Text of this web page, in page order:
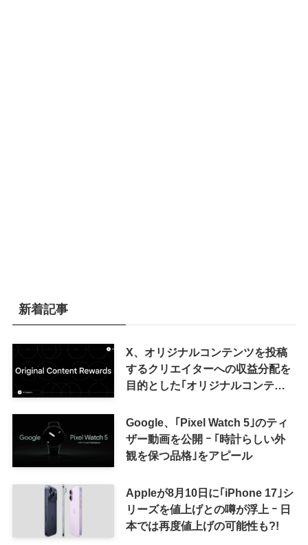
新着記事
X、オリジナルコンテンツを投稿
するクリエイターへの収益分配を
目的とした｢オリジナルコンテン
来の｢収益分配｣は廃止
Google、｢Pixel Watch 5｣のティ
ザー動画を公開 ｰ ｢時計らしい外
観を保つ品格｣をアピール
Appleが8月10日に｢iPhone 17｣シ
リーズを値上げとの噂が浮上 ｰ 日
本では再度値上げの可能性も?!